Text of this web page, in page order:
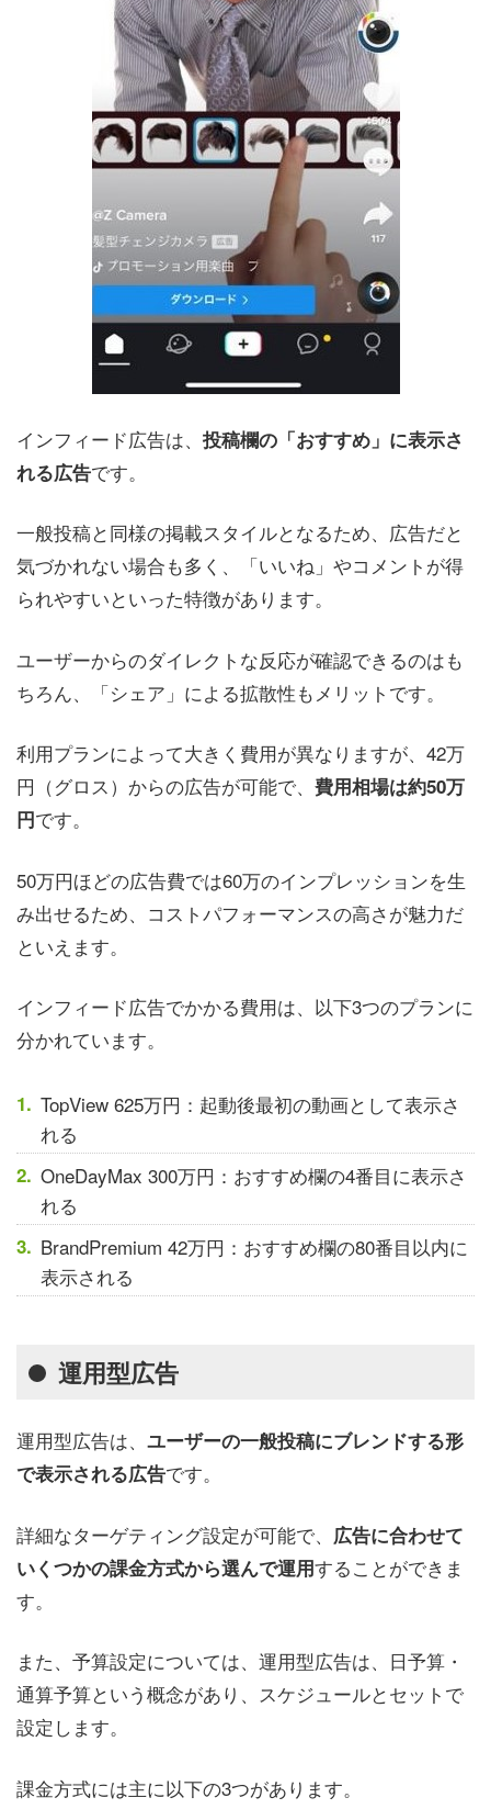
インフィード広告は、 投稿欄の「おすすめ」に表示さ
れる広告です。
一般投稿と同様の掲載スタイルとなるため、広告だと
気づかれない場合も多く、「いいね」やコメントが得
られやすいといった特徴があります。
ユーザーからのダイレクトな反応が確認できるのはも
ちろん、「シェア」による拡散性もメリットです。
利用プランによって大きく費用が異なりますが、42万
円（グロス）からの広告が可能で、 費用相場は約50万
円です。
50万円ほどの広告費では60万のインプレッションを生
み出せるため、コストパフォーマンスの高さが魅力だ
といえます。
インフィード広告でかかる費用は、以下3つのプランに
分かれています。
TopView 625万円：起動後最初の動画として表示さ
れる
OneDayMax 300万円：おすすめ欄の4番目に表示さ
れる
BrandPremium 42万円：おすすめ欄の80番目以内に
表示される
運用型広告
運用型広告は、 ユーザーの一般投稿にブレンドする形
で表示される広告です。
詳細なターゲティング設定が可能で、
広告に合わせて
いくつかの課金方式から選んで運用することができま
す。
また、予算設定については、運用型広告は、日予算・
通算予算という概念があり、スケジュールとセットで
設定します。
課金方式には主に以下の3つがあります。